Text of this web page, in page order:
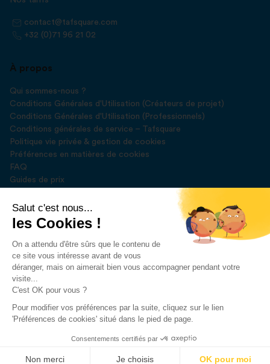
contact@tafsquare.com
+32 (0)71 96 21 02
À propos
Qui sommes-nous ?
Conditions Générales d'Utilisation (Créateurs de projet)
Conditions Générales d'Utilisation (Professionnels)
Conditions générales de service – Tafsquare
Politique vie privée & gestion de cookies
Préférences en matières de cookies
FAQ
Guides de prix
Presse
Développé par DEUSE SPRL
Salut c'est nous...
les Cookies !
On a attendu d'être sûrs que le contenu de
ce site vous intéresse avant de vous
déranger, mais on aimerait bien vous accompagner pendant votre
visite...
C'est OK pour vous ?
Pour modifier vos préférences par la suite, cliquez sur le lien
'Préférences de cookies' situé dans le pied de page.
Consentements certifiés par
Non merci Je choisis OK pour moi